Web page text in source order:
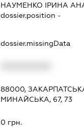
НАУМЕНКО ІРИНА
dossier.position -
dossier.missingData
88000,
МИНАЙСЬКА, 67, 73
0 грн.